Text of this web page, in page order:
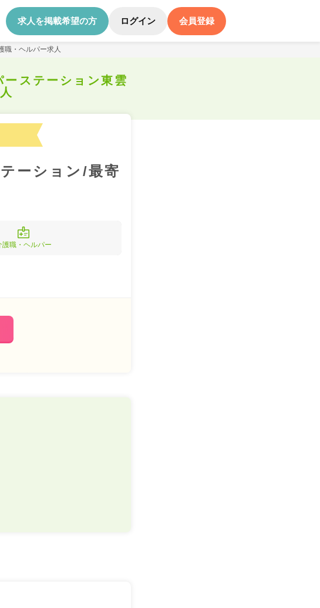
求人を掲載希望の方 ログイン 会員登録
職・ヘルパー求人
ステーション東雲
ーション/最寄
護職・ヘルパー